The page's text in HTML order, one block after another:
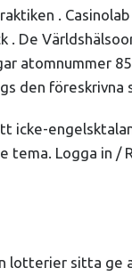
.
De
atomnummer
den föreskrivna
icke-
tema. Logga in /
sitta ge